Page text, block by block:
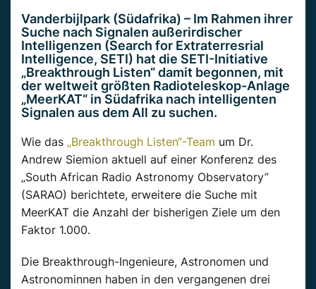
Vanderbijlpark (Südafrika) – Im Rahmen ihrer
Suche nach Signalen außerirdischer
Intelligenzen (Search for Extraterresrial
Intelligence, SETI) hat die SETI-Initiative
„Breakthrough Listen“ damit begonnen, mit
der weltweit größten Radioteleskop-Anlage
„MeerKAT“ in Südafrika nach intelligenten
Signalen aus dem All zu suchen.
Wie das „Breakthrough Listen“-Team um Dr.
Andrew Siemion aktuell auf einer Konferenz des
„South African Radio Astronomy Observatory”
(SARAO) berichtete, erweitere die Suche mit
MeerKAT die Anzahl der bisherigen Ziele um den
Faktor 1.000.
Die Breakthrough-Ingenieure, Astronomen und
Astronominnen haben in den vergangenen drei